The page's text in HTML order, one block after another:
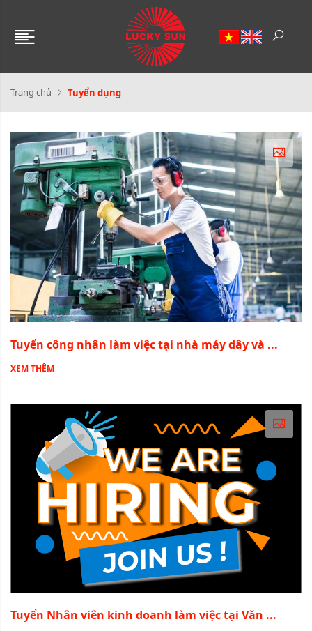
Trang chủ Tuyển dụng
Tuyển công nhân làm việc tại nhà máy dây và ...
XEM THÊM
Tuyển Nhân viên kinh doanh làm việc tại Văn ...